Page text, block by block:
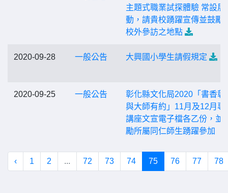
主題式職業試探體驗 常設展
動，請貴校踴躍宣傳並鼓勵
校外參訪之地點
2020-09-28 一般公告 大興國小學生請假規定
2020-09-25 一般公告
彰化縣文化局2020「書香彰
與大師有約」11月及12月專
講座文宣電子檔各乙份，並
勵所屬同仁師生踴躍參加
‹ 1 2 ... 72 73 74 75 76 77 78